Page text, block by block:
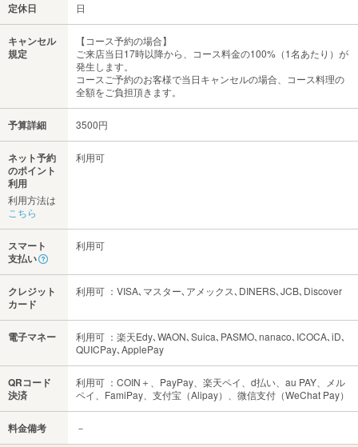
定休日 日
キャンセル
規定
【コース予約の場合】
ご来店当日17時以降から、コース料金の100%（1名あたり）が
発生します。
コースご予約のお客様で当日キャンセルの場合、コース料理の
全額をご負担頂きます。
予算詳細 3500円
ネット予約
のポイント
利用
利用方法は
こちら
利用可
スマート
支払い
利用可
クレジット
カード
利用可 ：VISA､マスター､アメックス､DINERS､JCB､Discover
電子マネー
利用可 ：楽天Edy､WAON､Suica､PASMO､nanaco､ICOCA､iD､
QUICPay､ApplePay
QRコード
決済
利用可 ：COIN＋、PayPay、楽天ペイ、d払い、au PAY、メル
ペイ、FamiPay、支付宝（Alipay）、微信支付（WeChat Pay）
料金備考 －